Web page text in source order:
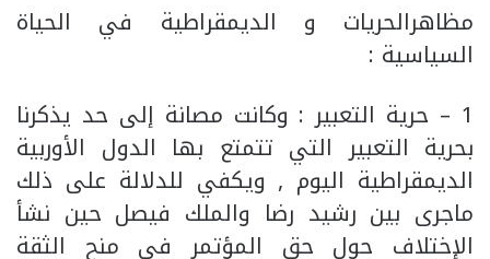
مظاهرالحريات و الديمقراطية في الحياة
السياسية :
1 – حرية التعبير : وكانت مصانة إلى حد يذكرنا
بحرية التعبير التي تتمتع بها الدول الأوربية
الديمقراطية اليوم , ويكفي للدلالة على ذلك
ماجرى بين رشيد رضا والملك فيصل حين نشأ
الإختلاف حول حق المؤتمر في منح الثقة